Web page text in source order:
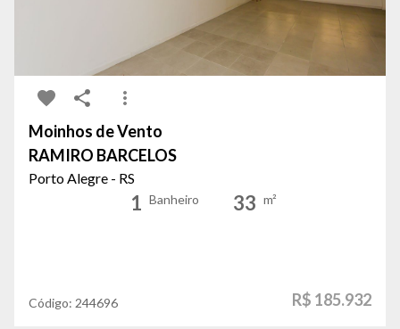
Moinhos de Vento
RAMIRO BARCELOS
Porto Alegre - RS
1 Banheiro 33 m²
Código: 244696 R$ 185.932